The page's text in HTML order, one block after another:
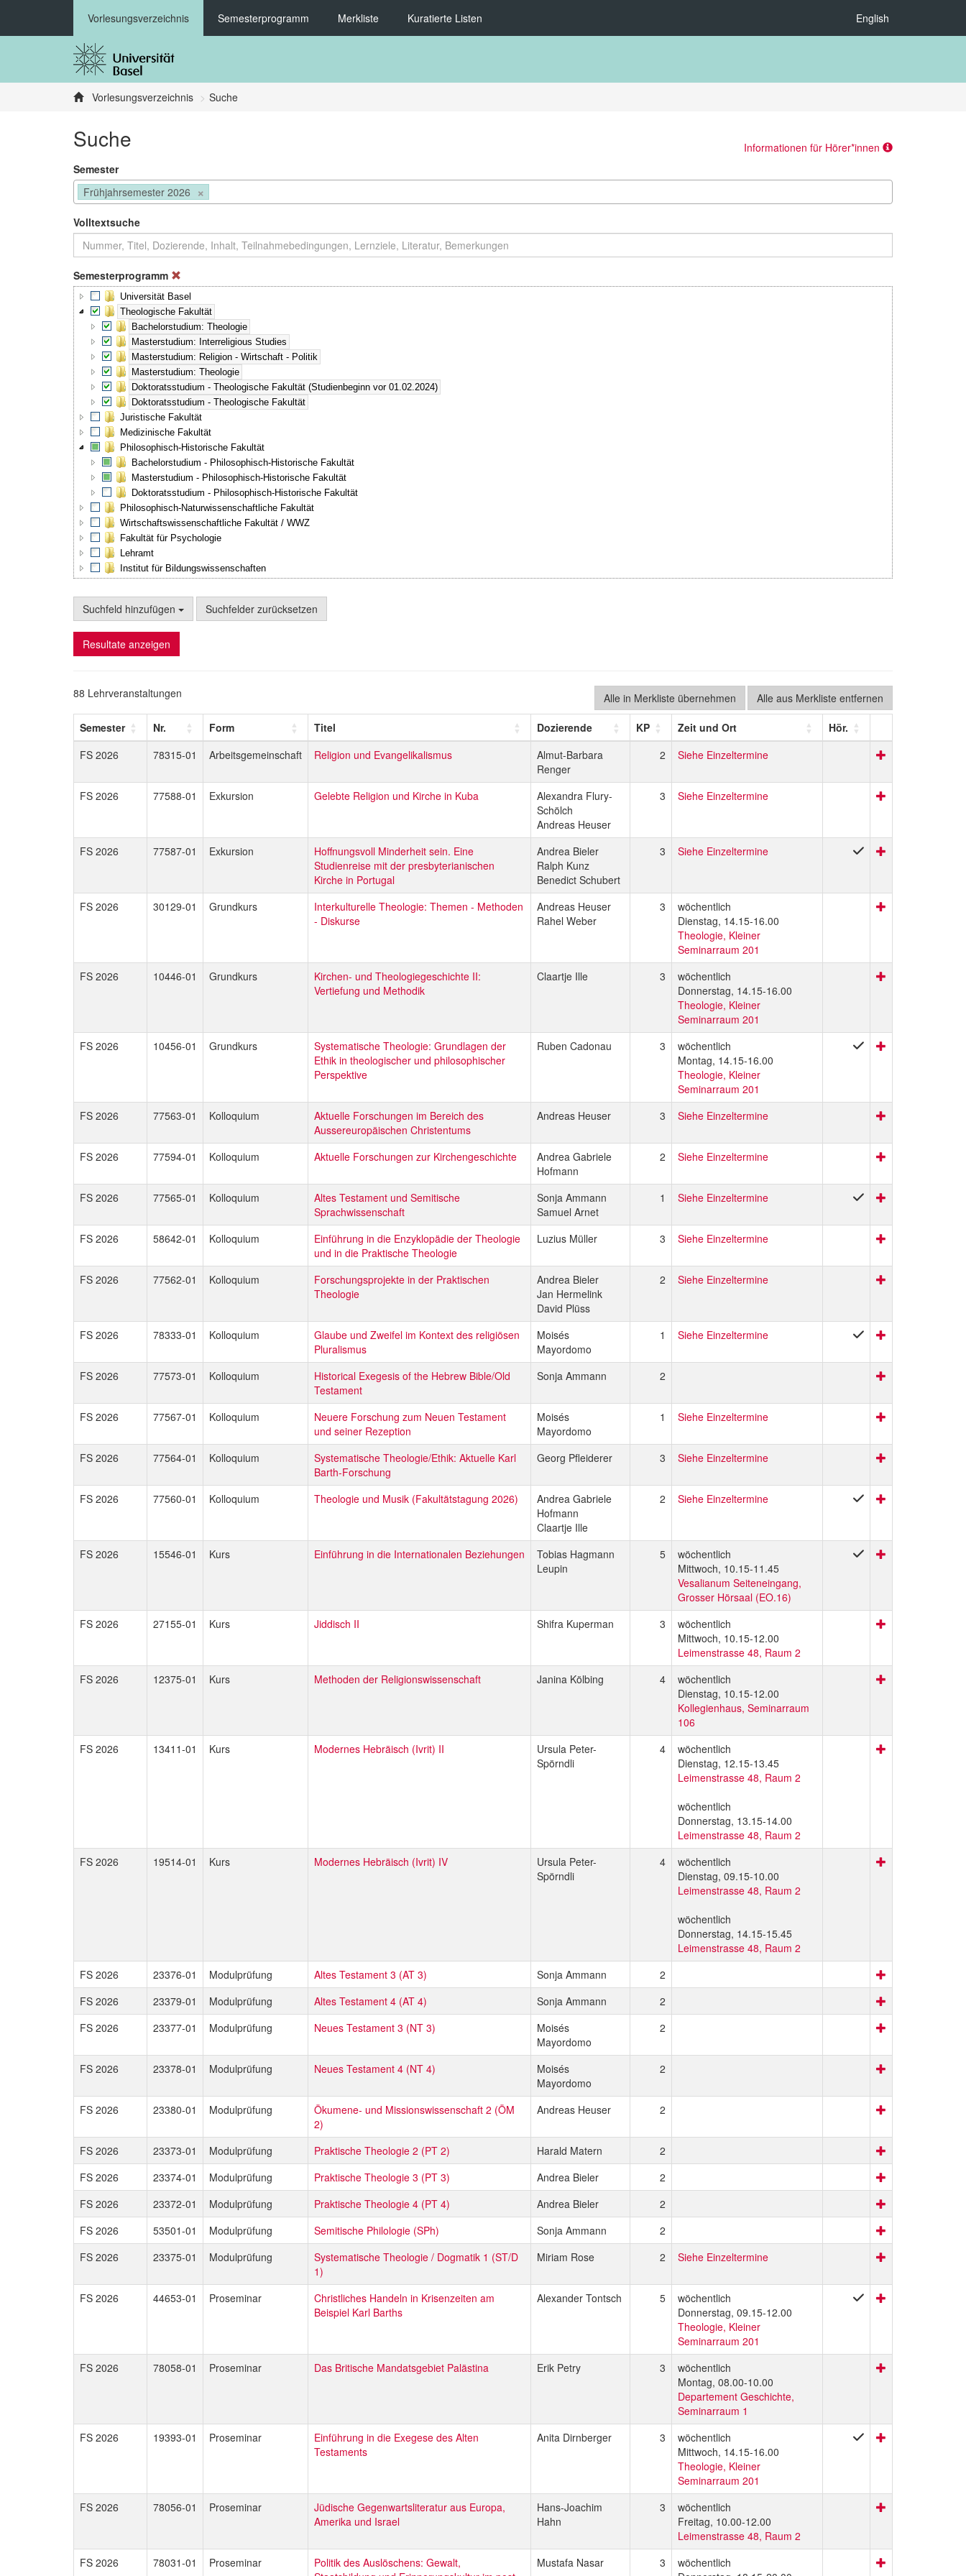
Vorlesungsverzeichnis Semesterprogramm Merkliste Kuratierte Listen English
Vorlesungsverzeichnis Suche
Suche
Informationen für Hörer*innen
Semester
×
Frühjahrsemester 2026
Volltextsuche
Semesterprogramm
Universität Basel
Theologische Fakultät
Bachelorstudium: Theologie
Masterstudium: Interreligious Studies
Masterstudium: Religion - Wirtschaft - Politik
Masterstudium: Theologie
Doktoratsstudium - Theologische Fakultät (Studienbeginn vor 01.02.2024)
Doktoratsstudium - Theologische Fakultät
Juristische Fakultät
Medizinische Fakultät
Philosophisch-Historische Fakultät
Bachelorstudium - Philosophisch-Historische Fakultät
Masterstudium - Philosophisch-Historische Fakultät
Doktoratsstudium - Philosophisch-Historische Fakultät
Philosophisch-Naturwissenschaftliche Fakultät
Wirtschaftswissenschaftliche Fakultät / WWZ
Fakultät für Psychologie
Lehramt
Institut für Bildungswissenschaften
Suchfeld hinzufügen Suchfelder zurücksetzen
Resultate anzeigen
Alle aus Merkliste entfernen
Alle in Merkliste übernehmen
88 Lehrveranstaltungen
Semester Nr. Form Titel Dozierende KP Zeit und Ort
Hör.
FS 2026
78315-01 Arbeitsgemeinschaft Religion und Evangelikalismus
Almut-Barbara
Renger
2 Siehe Einzeltermine
FS 2026 77588-01 Exkursion Gelebte Religion und Kirche in Kuba
Alexandra Flury-
Schölch
Andreas Heuser
3 Siehe Einzeltermine
FS 2026 77587-01 Exkursion
Hoffnungsvoll Minderheit sein. Eine
Studienreise mit der presbyterianischen
Kirche in Portugal
Andrea Bieler
Ralph Kunz
Benedict Schubert
3 Siehe Einzeltermine
FS 2026 30129-01 Grundkurs
Interkulturelle Theologie: Themen - Methoden
- Diskurse
Andreas Heuser
Rahel Weber
3
wöchentlich
Dienstag, 14.15-16.00
Theologie, Kleiner
Seminarraum 201
FS 2026
10446-01 Grundkurs
Kirchen- und Theologiegeschichte II:
Vertiefung und Methodik
Claartje Ille 3
wöchentlich
Donnerstag, 14.15-16.00
Theologie, Kleiner
Seminarraum 201
FS 2026
10456-01 Grundkurs
Systematische Theologie: Grundlagen der
Ethik in theologischer und philosophischer
Perspektive
Ruben Cadonau 3
wöchentlich
Montag, 14.15-16.00
Theologie, Kleiner
Seminarraum 201
FS 2026
77563-01 Kolloquium
Aktuelle Forschungen im Bereich des
Aussereuropäischen Christentums
Andreas Heuser 3 Siehe Einzeltermine
FS 2026 77594-01 Kolloquium Aktuelle Forschungen zur Kirchengeschichte
Andrea Gabriele
Hofmann
2 Siehe Einzeltermine
FS 2026 77565-01 Kolloquium
Altes Testament und Semitische
Sprachwissenschaft
Sonja Ammann
Samuel Arnet
1 Siehe Einzeltermine
FS 2026 58642-01 Kolloquium
Einführung in die Enzyklopädie der Theologie
und in die Praktische Theologie
Luzius Müller 3 Siehe Einzeltermine
FS 2026 77562-01 Kolloquium
Forschungsprojekte in der Praktischen
Theologie
Andrea Bieler
Jan Hermelink
David Plüss
2 Siehe Einzeltermine
FS 2026 78333-01 Kolloquium
Glaube und Zweifel im Kontext des religiösen
Pluralismus
Moisés
Mayordomo
1 Siehe Einzeltermine
FS 2026 77573-01 Kolloquium
Historical Exegesis of the Hebrew Bible/Old
Testament
Sonja Ammann 2
FS 2026 77567-01 Kolloquium
Neuere Forschung zum Neuen Testament
und seiner Rezeption
Moisés
Mayordomo
1 Siehe Einzeltermine
FS 2026 77564-01 Kolloquium
Systematische Theologie/Ethik: Aktuelle Karl
Barth-Forschung
Georg Pfleiderer 3 Siehe Einzeltermine
FS 2026 77560-01 Kolloquium Theologie und Musik (Fakultätstagung 2026)
Andrea Gabriele
Hofmann
Claartje Ille
2 Siehe Einzeltermine
FS 2026 15546-01 Kurs Einführung in die Internationalen Beziehungen
Tobias Hagmann
Leupin
5
wöchentlich
Mittwoch, 10.15-11.45
Vesalianum Seiteneingang,
Grosser Hörsaal (EO.16)
FS 2026
27155-01 Kurs Jiddisch II Shifra Kuperman 3
wöchentlich
Mittwoch, 10.15-12.00
Leimenstrasse 48, Raum 2
FS 2026
12375-01 Kurs Methoden der Religionswissenschaft Janina Kölbing 4
wöchentlich
Dienstag, 10.15-12.00
Kollegienhaus, Seminarraum
106
FS 2026
13411-01 Kurs Modernes Hebräisch (Ivrit) II
Ursula Peter-
Spörndli
4
wöchentlich
Dienstag, 12.15-13.45
Leimenstrasse 48, Raum 2
wöchentlich
Donnerstag, 13.15-14.00
Leimenstrasse 48, Raum 2
FS 2026
19514-01 Kurs Modernes Hebräisch (Ivrit) IV
Ursula Peter-
Spörndli
4
wöchentlich
Dienstag, 09.15-10.00
Leimenstrasse 48, Raum 2
wöchentlich
Donnerstag, 14.15-15.45
Leimenstrasse 48, Raum 2
FS 2026
23376-01 Modulprüfung Altes Testament 3 (AT 3) Sonja Ammann
2
FS 2026
23379-01 Modulprüfung Altes Testament 4 (AT 4) Sonja Ammann
2
FS 2026
23377-01 Modulprüfung Neues Testament 3 (NT 3)
Moisés
Mayordomo
2
FS 2026 23378-01 Modulprüfung Neues Testament 4 (NT 4)
Moisés
Mayordomo
2
FS 2026 23380-01 Modulprüfung
Ökumene- und Missionswissenschaft 2 (ÖM
2)
Andreas Heuser 2
FS 2026 23373-01 Modulprüfung Praktische Theologie 2 (PT 2) Harald Matern
2
FS 2026
23374-01 Modulprüfung Praktische Theologie 3 (PT 3) Andrea Bieler
2
FS 2026
23372-01 Modulprüfung Praktische Theologie 4 (PT 4) Andrea Bieler
2
FS 2026
53501-01 Modulprüfung Semitische Philologie (SPh) Sonja Ammann
2
FS 2026
23375-01 Modulprüfung
Systematische Theologie / Dogmatik 1 (ST/D
1)
Miriam Rose 2 Siehe Einzeltermine
FS 2026 44653-01 Proseminar
Christliches Handeln in Krisenzeiten am
Beispiel Karl Barths
Alexander Tontsch 5
wöchentlich
Donnerstag, 09.15-12.00
Theologie, Kleiner
Seminarraum 201
FS 2026
78058-01 Proseminar Das Britische Mandatsgebiet Palästina Erik Petry 3
wöchentlich
Montag, 08.00-10.00
Departement Geschichte,
Seminarraum 1
FS 2026
19393-01 Proseminar
Einführung in die Exegese des Alten
Testaments
Anita Dirnberger 3
wöchentlich
Mittwoch, 14.15-16.00
Theologie, Kleiner
Seminarraum 201
FS 2026
78056-01 Proseminar
Jüdische Gegenwartsliteratur aus Europa,
Amerika und Israel
Hans-Joachim
Hahn
3
wöchentlich
Freitag, 10.00-12.00
Leimenstrasse 48, Raum 2
FS 2026
78031-01 Proseminar
Politik des Auslöschens: Gewalt,
Mustafa Nasar 3
wöchentlich